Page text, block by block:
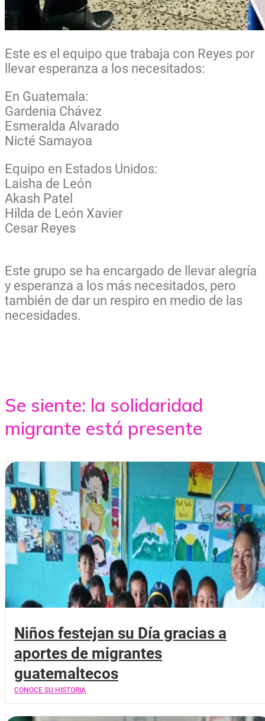
Este es el equipo que trabaja con Reyes por
llevar esperanza a los necesitados:
En Guatemala:
Gardenia Chávez
Esmeralda Alvarado
Nicté Samayoa
Equipo en Estados Unidos:
Laisha de León
Akash Patel
Hilda de León Xavier
Cesar Reyes
Este grupo se ha encargado de llevar alegría
y esperanza a los más necesitados, pero
también de dar un respiro en medio de las
necesidades.
Se siente: la solidaridad
migrante está presente
Niños festejan su Día gracias a
aportes de migrantes
guatemaltecos
CONOCE SU HISTORIA